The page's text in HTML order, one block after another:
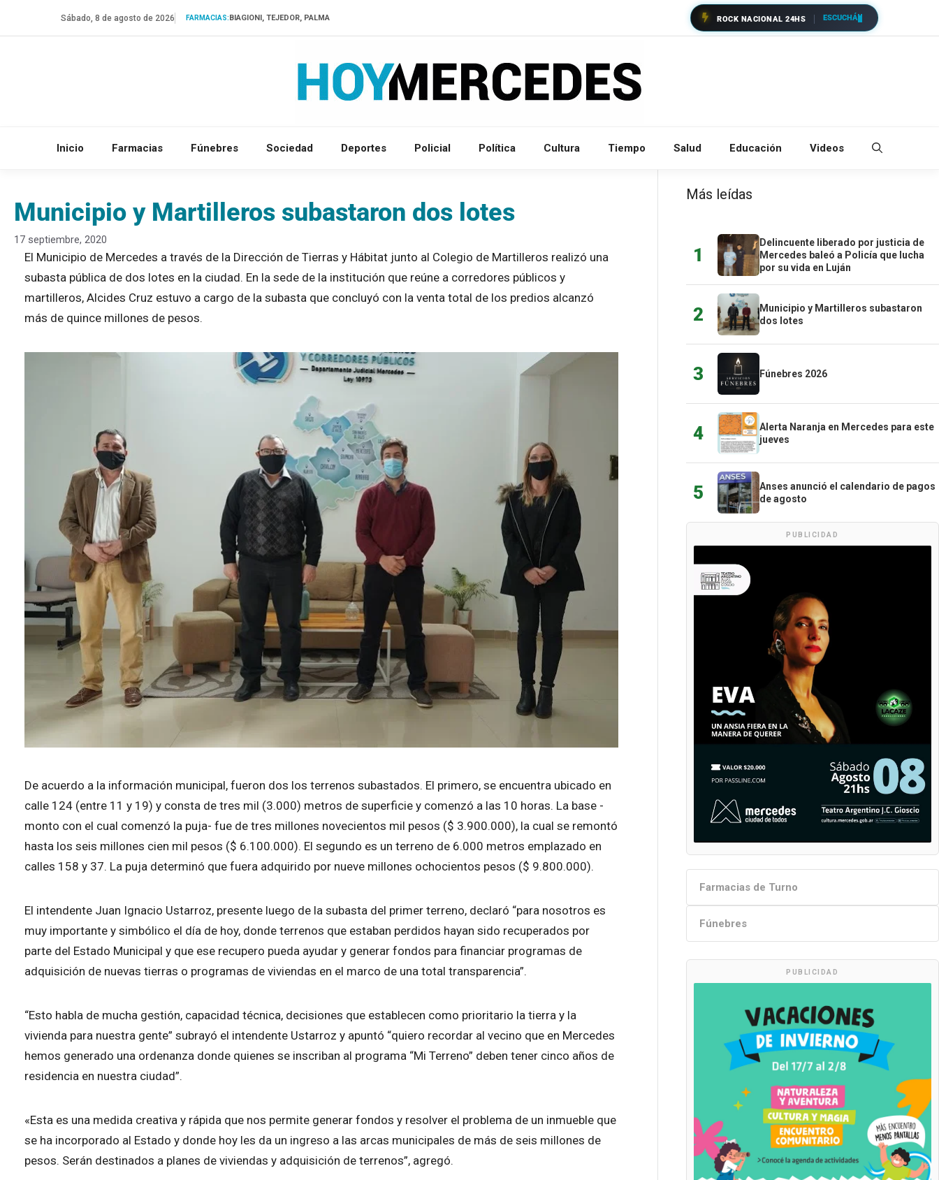
Sábado, 8 de agosto de 2026 FARMACIAS:BIAGIONI, TEJEDOR, PALMA ROCK NACIONAL 24HS ESCUCHÁ
Inicio Farmacias Fúnebres Sociedad Deportes Policial Política Cultura Tiempo Salud Educación Videos
Municipio y Martilleros subastaron dos lotes
17 septiembre, 2020
El Municipio de Mercedes a través de la Dirección de Tierras y Hábitat junto al Colegio de Martilleros realizó una
subasta pública de dos lotes en la ciudad. En la sede de la institución que reúne a corredores públicos y
martilleros, Alcides Cruz estuvo a cargo de la subasta que concluyó con la venta total de los predios alcanzó
más de quince millones de pesos.
De acuerdo a la información municipal, fueron dos los terrenos subastados. El primero, se encuentra ubicado en
calle 124 (entre 11 y 19) y consta de tres mil (3.000) metros de superficie y comenzó a las 10 horas. La base -
monto con el cual comenzó la puja- fue de tres millones novecientos mil pesos ($ 3.900.000), la cual se remontó
hasta los seis millones cien mil pesos ($ 6.100.000). El segundo es un terreno de 6.000 metros emplazado en
calles 158 y 37. La puja determinó que fuera adquirido por nueve millones ochocientos pesos ($ 9.800.000).
El intendente Juan Ignacio Ustarroz, presente luego de la subasta del primer terreno, declaró “para nosotros es
muy importante y simbólico el día de hoy, donde terrenos que estaban perdidos hayan sido recuperados por
parte del Estado Municipal y que ese recupero pueda ayudar y generar fondos para financiar programas de
adquisición de nuevas tierras o programas de viviendas en el marco de una total transparencia”.
“Esto habla de mucha gestión, capacidad técnica, decisiones que establecen como prioritario la tierra y la
vivienda para nuestra gente” subrayó el intendente Ustarroz y apuntó “quiero recordar al vecino que en Mercedes
hemos generado una ordenanza donde quienes se inscriban al programa “Mi Terreno” deben tener cinco años de
residencia en nuestra ciudad”.
«Esta es una medida creativa y rápida que nos permite generar fondos y resolver el problema de un inmueble que
se ha incorporado al Estado y donde hoy les da un ingreso a las arcas municipales de más de seis millones de
pesos. Serán destinados a planes de viviendas y adquisición de terrenos”, agregó.
Más leídas
1
Delincuente liberado por justicia de
Mercedes baleó a Policía que lucha
por su vida en Luján
2
Municipio y Martilleros subastaron
dos lotes
3 Fúnebres 2026
4
Alerta Naranja en Mercedes para este
jueves
5
Anses anunció el calendario de pagos
de agosto
PUBLICIDAD
Farmacias de Turno
Fúnebres
PUBLICIDAD